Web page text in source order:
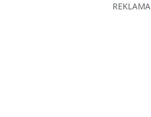
REKLAMA